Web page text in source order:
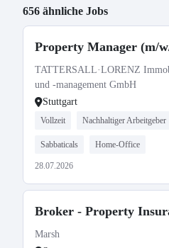
656 ähnliche Jobs
Property Manager (m/
TATTERSALL·LORENZ
und -management GmbH
Stuttgart
Vollzeit Nachhaltiger Arbeitgeber
Sabbaticals Home-Office
28.07.2026
Broker - Property
Marsh